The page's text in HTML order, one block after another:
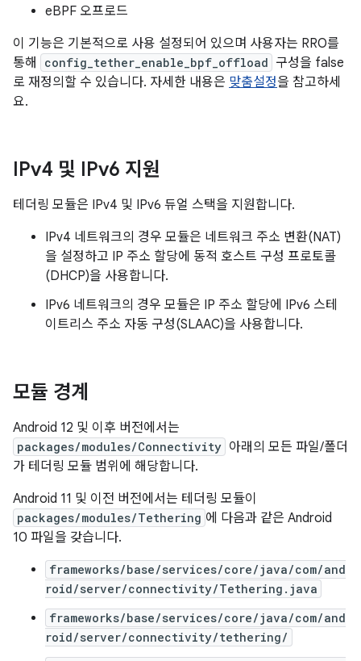
eBPF 오프로드
이 기능은 기본적으로 사용 설정되어 있으며 사용자는 RRO를
통해
config_tether_enable_bpf_offload 구성을 false
로 재정의할 수 있습니다. 자세한 내용은 맞춤설정을 참고하세
요.
IPv4 및 IPv6 지원
테더링 모듈은 IPv4 및 IPv6 듀얼 스택을 지원합니다.
IPv4 네트워크의 경우 모듈은 네트워크 주소 변환(NAT)
을 설정하고 IP 주소 할당에 동적 호스트 구성 프로토콜
(DHCP)을 사용합니다.
IPv6 네트워크의 경우 모듈은 IP 주소 할당에 IPv6 스테
이트리스 주소 자동 구성(SLAAC)을 사용합니다.
모듈 경계
Android 12 및 이후 버전에서는
packages/modules/Connectivity 아래의 모든 파일/폴더
가 테더링 모듈 범위에 해당합니다.
Android 11 및 이전 버전에서는 테더링 모듈이
packages/modules/Tethering 에 다음과 같은 Android
10 파일을 갖습니다.
frameworks/base/services/core/java/com/and
roid/server/connectivity/Tethering.java
frameworks/base/services/core/java/com/and
roid/server/connectivity/tethering/